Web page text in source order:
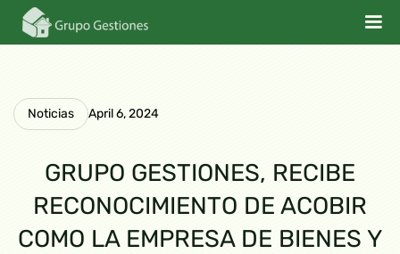
Noticias April 6, 2024
GRUPO GESTIONES, RECIBE
RECONOCIMIENTO DE ACOBIR
COMO LA EMPRESA DE BIENES Y